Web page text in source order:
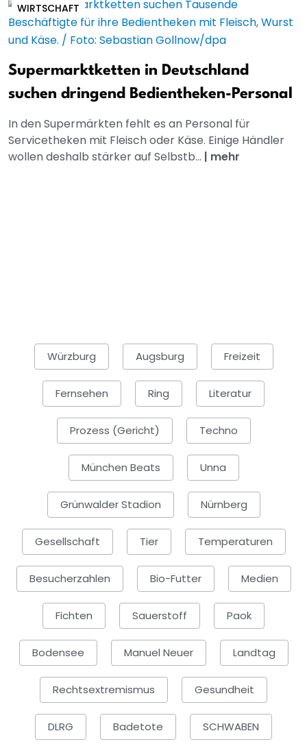
WIRTSCHAFT
Supermarktketten in Deutschland
suchen dringend Bedientheken-Personal
In den Supermärkten fehlt es an Personal für
Servicetheken mit Fleisch oder Käse. Einige Händler
wollen deshalb stärker auf Selbstb... | mehr
Würzburg Augsburg Freizeit
Fernsehen Ring Literatur
Prozess (Gericht) Techno
München Beats Unna
Grünwalder Stadion Nürnberg
Gesellschaft Tier Temperaturen
Besucherzahlen Bio-Futter Medien
Fichten Sauerstoff Paok
Bodensee Manuel Neuer Landtag
Rechtsextremismus Gesundheit
DLRG Badetote SCHWABEN